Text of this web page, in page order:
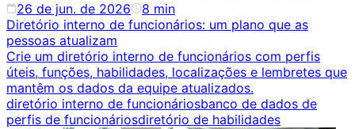
26 de jun. de 2026 8 min
Diretório interno de funcionários: um plano que as
pessoas atualizam
Crie um diretório interno de funcionários com perfis
úteis, funções, habilidades, localizações e lembretes que
mantêm os dados da equipe atualizados.
diretório interno de funcionáriosbanco de dados de
perfis de funcionáriosdiretório de habilidades